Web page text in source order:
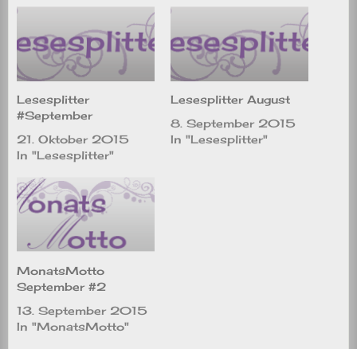
Lesesplitter
#September
21. Oktober 2015
In "Lesesplitter"
Lesesplitter August
8. September 2015
In "Lesesplitter"
MonatsMotto
September #2
13. September 2015
In "MonatsMotto"